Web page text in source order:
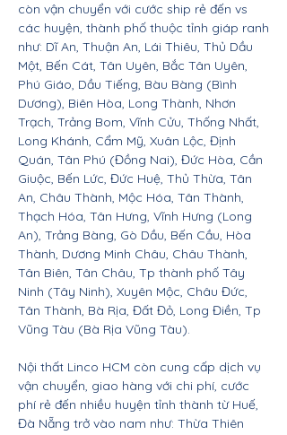
còn vận chuyển với cước ship rẻ đến vs
các huyện, thành phố thuộc tỉnh giáp ranh
như: Dĩ An, Thuận An, Lái Thiêu, Thủ Dầu
Một, Bến Cát, Tân Uyên, Bắc Tân Uyên,
Phú Giáo, Dầu Tiếng, Bàu Bàng (Bình
Dương), Biên Hòa, Long Thành, Nhơn
Trạch, Trảng Bom, Vĩnh Cửu, Thống Nhất,
Long Khánh, Cẩm Mỹ, Xuân Lộc, Định
Quán, Tân Phú (Đồng Nai), Đức Hòa, Cần
Giuộc, Bến Lức, Đức Huệ, Thủ Thừa, Tân
An, Châu Thành, Mộc Hóa, Tân Thành,
Thạch Hóa, Tân Hưng, Vĩnh Hưng (Long
An), Trảng Bàng, Gò Dầu, Bến Cầu, Hòa
Thành, Dương Minh Châu, Châu Thành,
Tân Biên, Tân Châu, Tp thành phố Tây
Ninh (Tây Ninh), Xuyên Mộc, Châu Đức,
Tân Thành, Bà Rịa, Đất Đỏ, Long Điền, Tp
Vũng Tàu (Bà Rịa Vũng Tàu).
Nội thất Linco HCM còn cung cấp dịch vụ
vận chuyển, giao hàng với chi phí, cước
phí rẻ đến nhiều huyện tỉnh thành từ Huế,
Đà Nẵng trở vào nam như: Thừa Thiên